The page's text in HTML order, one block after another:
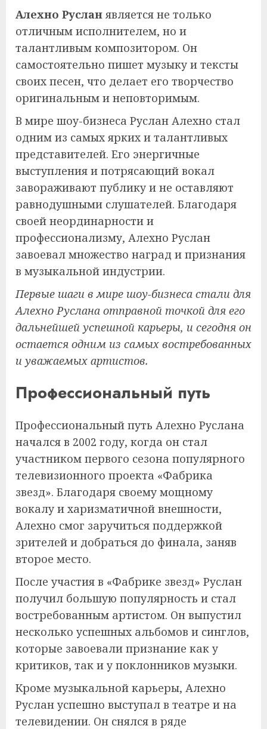
Алехно Руслан является не только
отличным исполнителем, но и
талантливым композитором. Он
самостоятельно пишет музыку и тексты
своих песен, что делает его творчество
оригинальным и неповторимым.
В мире шоу-бизнеса Руслан Алехно стал
одним из самых ярких и талантливых
представителей. Его энергичные
выступления и потрясающий вокал
завораживают публику и не оставляют
равнодушными слушателей. Благодаря
своей неординарности и
профессионализму, Алехно Руслан
завоевал множество наград и признания
в музыкальной индустрии.
Первые шаги в мире шоу-бизнеса стали для
Алехно Руслана отправной точкой для его
дальнейшей успешной карьеры, и сегодня он
остается одним из самых востребованных
и уважаемых артистов.
Профессиональный путь
Профессиональный путь Алехно Руслана
начался в 2002 году, когда он стал
участником первого сезона популярного
телевизионного проекта «Фабрика
звезд». Благодаря своему мощному
вокалу и харизматичной внешности,
Алехно смог заручиться поддержкой
зрителей и добраться до финала, заняв
второе место.
После участия в «Фабрике звезд» Руслан
получил большую популярность и стал
востребованным артистом. Он выпустил
несколько успешных альбомов и синглов,
которые завоевали признание как у
критиков, так и у поклонников музыки.
Кроме музыкальной карьеры, Алехно
Руслан успешно выступал в театре и на
телевидении. Он снялся в ряде